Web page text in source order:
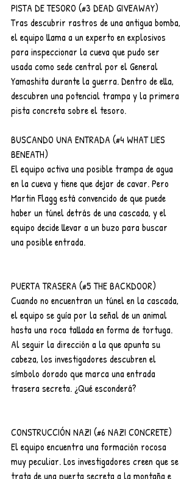
PISTA DE TESORO (#3 DEAD GIVEAWAY)
Tras descubrir rastros de una antigua bomba,
el equipo llama a un experto en explosivos
para inspeccionar la cueva que pudo ser
usada como sede central por el General
Yamashita durante la guerra. Dentro de ella,
descubren una potencial trampa y la primera
pista concreta sobre el tesoro.
BUSCANDO UNA ENTRADA (#4 WHAT LIES
BENEATH)
El equipo activa una posible trampa de agua
en la cueva y tiene que dejar de cavar. Pero
Martin Flagg está convencido de que puede
haber un túnel detrás de una cascada, y el
equipo decide llevar a un buzo para buscar
una posible entrada.
PUERTA TRASERA (#5 THE BACKDOOR)
Cuando no encuentran un túnel en la cascada,
el equipo se guía por la señal de un animal
hasta una roca tallada en forma de tortuga.
Al seguir la dirección a la que apunta su
cabeza, los investigadores descubren el
símbolo dorado que marca una entrada
trasera secreta. ¿Qué esconderá?
CONSTRUCCIÓN NAZI (#6 NAZI CONCRETE)
El equipo encuentra una formación rocosa
muy peculiar. Los investigadores creen que se
trata de una puerta secreta a la montaña e